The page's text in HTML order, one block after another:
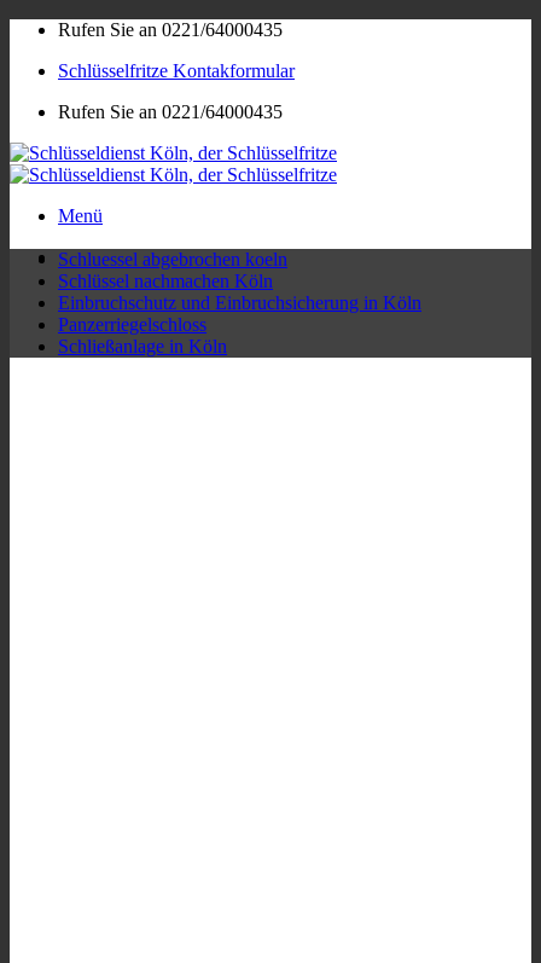
Zum
springen
Rufen Sie an 0221/64000435
Schlüsselfritze Kontakformular
Rufen Sie an 0221/64000435
Menü
Schluessel abgebrochen koeln
Schlüssel nachmachen Köln
Einbruchschutz und Einbruchsicherung in Köln
Panzerriegelschloss
Schließanlage in Köln